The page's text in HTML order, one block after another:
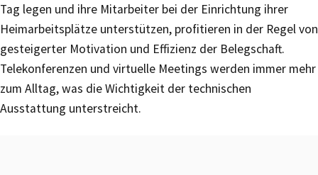
Tag legen und ihre Mitarbeiter bei der Einrichtung ihrer
Heimarbeitsplätze unterstützen, profitieren in der Regel von
gesteigerter Motivation und Effizienz der Belegschaft.
Telekonferenzen und virtuelle Meetings werden immer mehr
zum Alltag, was die Wichtigkeit der technischen
Ausstattung unterstreicht.